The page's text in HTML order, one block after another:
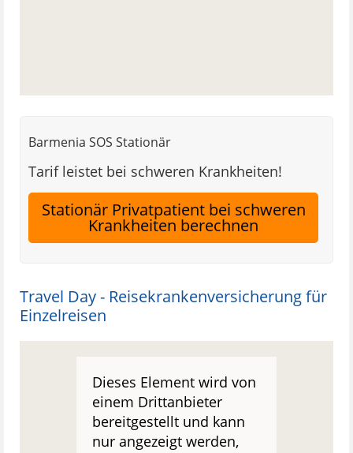
Barmenia SOS Stationär
Tarif leistet bei schweren Krankheiten!
Stationär Privatpatient bei schweren
Krankheiten berechnen
Travel Day - Reisekrankenversicherung für
Einzelreisen
Dieses Element wird von
einem Drittanbieter
bereitgestellt und kann
nur angezeigt werden,